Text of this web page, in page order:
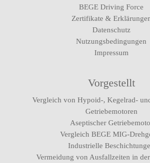
BEGE Driving Force
Zertifikate &
Datenschutz
Nutzungsbedingungen
Impressum
Vorgestellt
Vergleich von Hypoid-, Kegelrad-
Getriebemotoren
Aseptischer
Vergleich BEGE MIG-
Industrielle
Vermeidung von Ausfallzeiten in